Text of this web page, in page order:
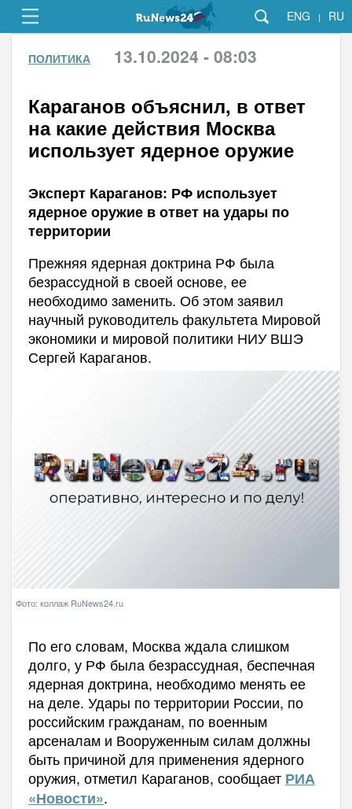
ENG | RU
ПОЛИТИКА 13.10.2024 - 08:03
Караганов объяснил, в ответ
на какие действия Москва
использует ядерное оружие
Эксперт Караганов: РФ использует
ядерное оружие в ответ на удары по
территории
Прежняя ядерная доктрина РФ была
безрассудной в своей основе, ее
необходимо заменить. Об этом заявил
научный руководитель факультета Мировой
экономики и мировой политики НИУ ВШЭ
Сергей Караганов.
Фото: коллаж RuNews24.ru
По его словам, Москва ждала слишком
долго, у РФ была безрассудная, беспечная
ядерная доктрина, необходимо менять ее
на деле. Удары по территории России, по
российским гражданам, по военным
арсеналам и Вооруженным силам должны
быть причиной для применения ядерного
оружия, отметил Караганов, сообщает РИА
«Новости».